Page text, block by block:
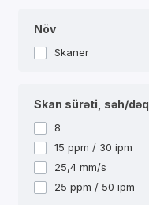
Növ
Skaner
Skan sürəti, səh/dəq
8
15 ppm / 30 ipm
25,4 mm/s
25 ppm / 50 ipm